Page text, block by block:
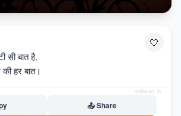
🤍
सी बात है,
हर बात।
📤 Share
redheart.in